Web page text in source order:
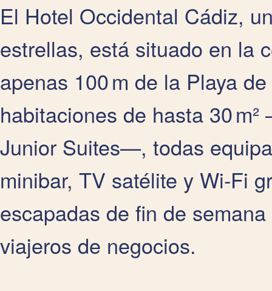
El Hotel Occidental Cádiz,
estrellas, está situado en la
apenas 100 m de la Playa
habitaciones de hasta 30
Junior Suites—, todas
minibar, TV satélite y Wi‑Fi
escapadas de fin de
viajeros de negocios.